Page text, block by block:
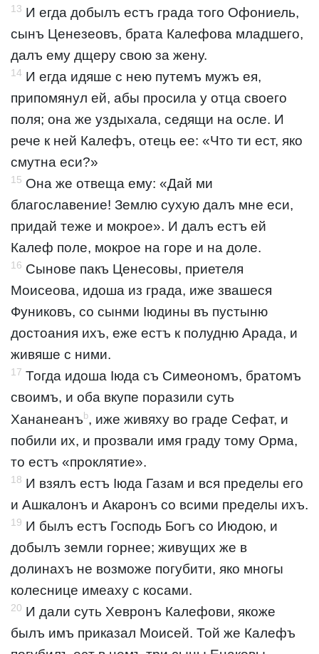
13 И егда добылъ естъ града того Офониель,
сынъ Ценезеовъ, брата Калефова младшего,
далъ ему дщеру свою за жену.
14 И егда идяше с нею путемъ мужъ ея,
припомянул ей, абы просила у отца своего
поля; она же уздыхала, седящи на осле. И
рече к ней Калефъ, отець ее: «Что ти ест, яко
смутна еси?»
15 Она же отвеща ему: «Дай ми
благославение! Землю сухую далъ мне еси,
придай теже и мокрое». И далъ естъ ей
Калеф поле, мокрое на горе и на доле.
16 Сынове пакъ Ценесовы, приетеля
Моисеова, идоша из града, иже звашеся
Фуниковъ, со сынми Іюдины въ пустыню
достоания ихъ, еже естъ к полудню Арада, и
живяше с ними.
17 Тогда идоша Іюда съ Симеономъ, братомъ
своимъ, и оба вкупе поразили суть
Хананеанъ b, иже живяху во граде Сефат, и
побили их, и прозвали имя граду тому Орма,
то естъ «проклятие».
18 И взялъ естъ Іюда Газам и вся пределы его
и Ашкалонъ и Акаронъ со всими пределы ихъ.
19 И былъ естъ Господь Богъ со Июдою, и
добылъ земли горнее; живущих же в
долинахъ не возможе погубити, яко многы
колеснице имеаху с косами.
20 И дали суть Хевронъ Калефови, якоже
былъ имъ приказал Моисей. Той же Калефъ